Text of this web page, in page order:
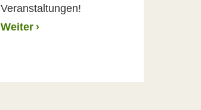
Veranstaltungen!
Weiter ›